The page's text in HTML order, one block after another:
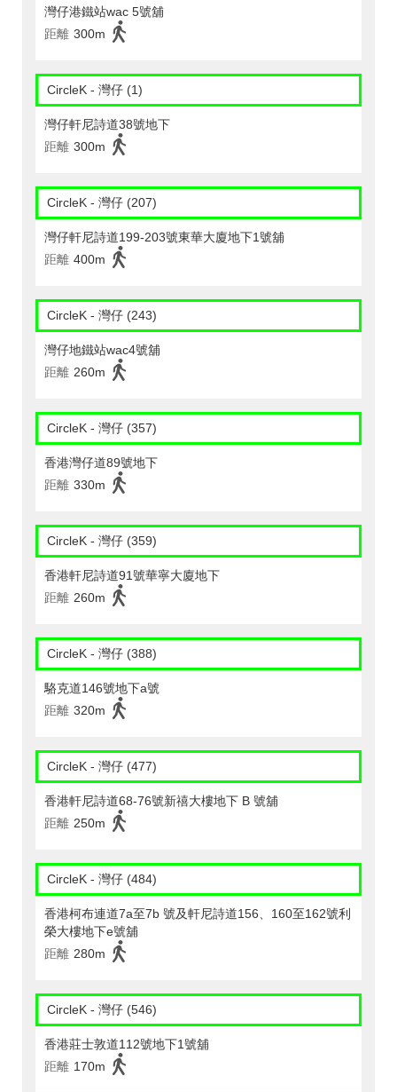
灣仔港鐵站wac 5號舖
距離 300m
CircleK - 灣仔 (1)
灣仔軒尼詩道38號地下
距離 300m
CircleK - 灣仔 (207)
灣仔軒尼詩道199-203號東華大廈地下1號舖
距離 400m
CircleK - 灣仔 (243)
灣仔地鐵站wac4號舖
距離 260m
CircleK - 灣仔 (357)
香港灣仔道89號地下
距離 330m
CircleK - 灣仔 (359)
香港軒尼詩道91號華寧大廈地下
距離 260m
CircleK - 灣仔 (388)
駱克道146號地下a號
距離 320m
CircleK - 灣仔 (477)
香港軒尼詩道68-76號新禧大樓地下 B 號舖
距離 250m
CircleK - 灣仔 (484)
香港柯布連道7a至7b 號及軒尼詩道156、160至162號利
榮大樓地下e號舖
距離 280m
CircleK - 灣仔 (546)
香港莊士敦道112號地下1號舖
距離 170m